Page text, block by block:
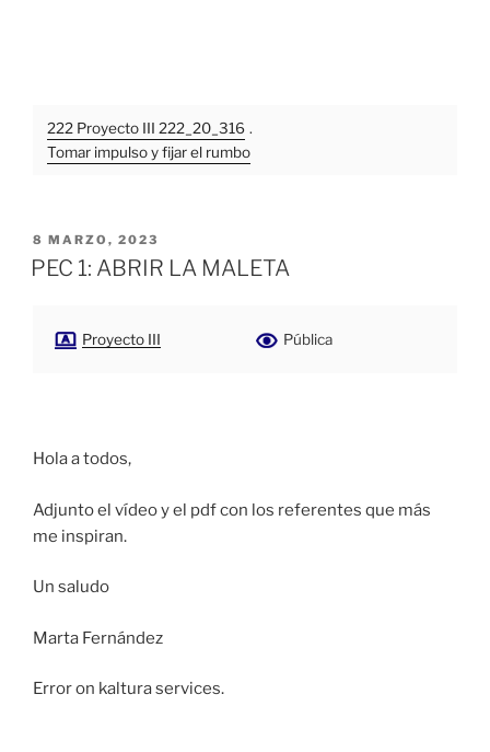
222 Proyecto III 222_20_316 .
Tomar impulso y fijar el rumbo
PUBLICADO
EL
8 MARZO, 2023
PEC 1: ABRIR LA MALETA
Proyecto III Pública
Hola a todos,
Adjunto el vídeo y el pdf con los referentes que más
me inspiran.
Un saludo
Marta Fernández
Error on kaltura services.